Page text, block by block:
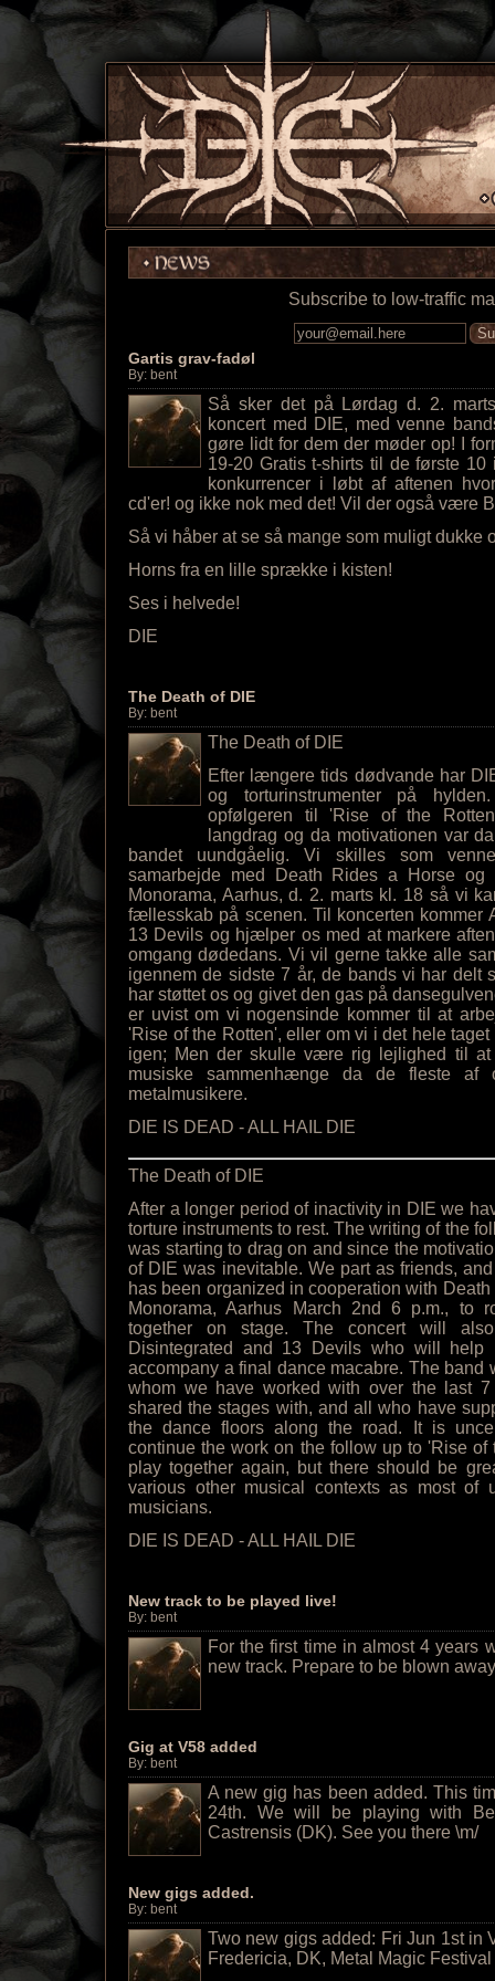
Subscribe to low-traffic
Gartis grav-fadøl
By: bent
Så sker det på Lørdag d. 2.
koncert med DIE, med venne
gøre lidt for dem der møder op! I
19-20 Gratis t-shirts til de første
konkurrencer i løbt af aftenen
cd'er! og ikke nok med det! Vil der også være
Så vi håber at se så mange som muligt dukke
Horns fra en lille sprække i kisten!
Ses i helvede!
DIE
The Death of DIE
By: bent
The Death of DIE
Efter længere tids dødvande har
og torturinstrumenter på
opfølgeren til 'Rise of the
langdrag og da motivationen var
bandet uundgåelig. Vi skilles som
samarbejde med Death Rides a Horse og
Monorama, Aarhus, d. 2. marts kl. 18 så vi
fællesskab på scenen. Til koncerten kommer
13 Devils og hjælper os med at markere
omgang dødedans. Vi vil gerne takke alle
igennem de sidste 7 år, de bands vi har delt
har støttet os og givet den gas på
er uvist om vi nogensinde kommer til at
'Rise of the Rotten', eller om vi i det hele
igen; Men der skulle være rig lejlighed til
musiske sammenhænge da de fleste
metalmusikere.
DIE IS DEAD - ALL HAIL DIE
The Death of DIE
After a longer period of inactivity in DIE we
torture instruments to rest. The writing of the
was starting to drag on and since the
of DIE was inevitable. We part as friends,
has been organized in cooperation with
Monorama, Aarhus March 2nd 6 p.m., to
together on stage. The concert will
Disintegrated and 13 Devils who will help
accompany a final dance macabre. The band
whom we have worked with over the last
shared the stages with, and all who have
the dance floors along the road. It is
continue the work on the follow up to 'Rise
play together again, but there should be
various other musical contexts as most of
musicians.
DIE IS DEAD - ALL HAIL DIE
New track to be played live!
By: bent
For the first time in almost 4 years
new track. Prepare to be blown
Gig at V58 added
By: bent
A new gig has been added. This
24th. We will be playing with
Castrensis (DK). See you there \m/
New gigs added.
By: bent
Two new gigs added: Fri Jun 1st in
Fredericia, DK, Metal Magic